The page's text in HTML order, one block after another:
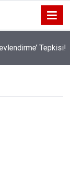
Tepkisi!